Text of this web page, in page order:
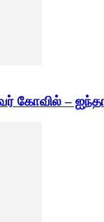
கோவில் –